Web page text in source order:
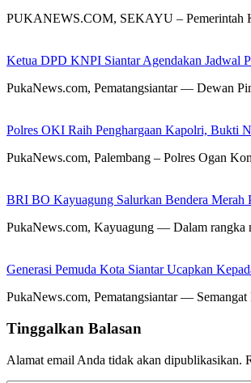
PUKANEWS.COM, SEKAYU – Pemerintah
Ketua DPD KNPI Siantar Agendakan Jadwal
PukaNews.com, Pematangsiantar — Dewan
Polres OKI Raih Penghargaan Kapolri, Bukti
PukaNews.com, Palembang – Polres Ogan
BRI BO Kayuagung Salurkan Bendera
PukaNews.com, Kayuagung — Dalam rangka
Generasi Pemuda Kota Siantar Ucapkan
PukaNews.com, Pematangsiantar —
Tinggalkan Balasan
Alamat email Anda tidak akan dipublikasikan.